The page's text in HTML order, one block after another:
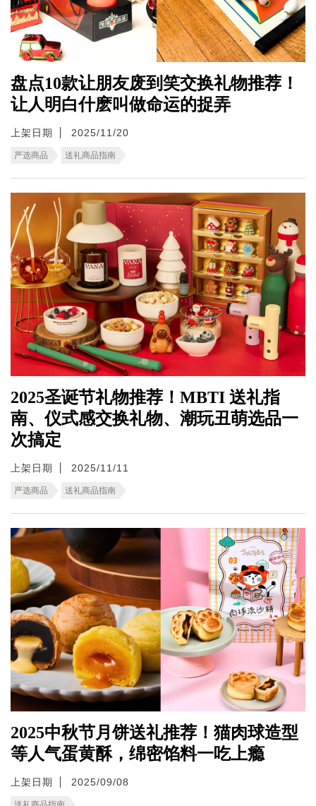
盘点10款让朋友废到笑交换礼物推荐！
让人明白什麽叫做命运的捉弄
上架日期 2025/11/20
严选商品 送礼商品指南
2025圣诞节礼物推荐！MBTI 送礼指
南、仪式感交换礼物、潮玩丑萌选品一
次搞定
上架日期 2025/11/11
严选商品 送礼商品指南
2025中秋节月饼送礼推荐！猫肉球造型
等人气蛋黄酥，绵密馅料一吃上瘾
上架日期 2025/09/08